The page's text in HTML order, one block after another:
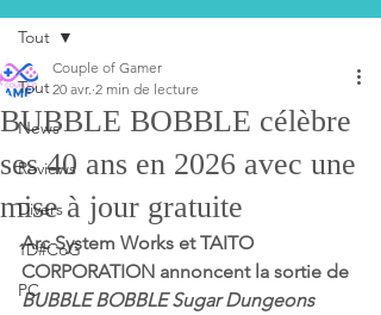
Tout
News
Reviews
Divers
1D#CoG
PC
Tout
BUBBLE BOBBLE célèbre
ses 40 ans en 2026 avec une
mise à jour gratuite
Couple of Gamer
20 avr. 2 min de lecture
Arc System Works et TAITO
CORPORATION annoncent la sortie de
BUBBLE BOBBLE Sugar Dungeons